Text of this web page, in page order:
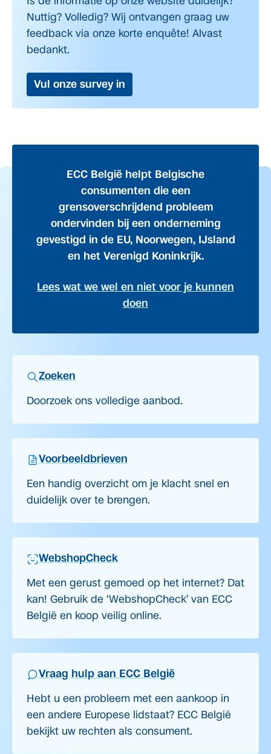
Nuttig? Volledig? Wij ontvangen graag uw
feedback via onze korte enquête! Alvast
bedankt.
Vul onze survey in
ECC België helpt Belgische
consumenten die een
grensoverschrijdend probleem
ondervinden bij een onderneming
gevestigd in de EU, Noorwegen, IJsland
en het Verenigd Koninkrijk.
Lees wat we wel en niet voor je kunnen
doen
Zoeken
Doorzoek ons volledige aanbod.
Voorbeeldbrieven
Een handig overzicht om je klacht snel en
duidelijk over te brengen.
WebshopCheck
Met een gerust gemoed op het internet? Dat
kan! Gebruik de ‘WebshopCheck’ van ECC
België en koop veilig online.
Vraag hulp aan ECC België
Hebt u een probleem met een aankoop in
een andere Europese lidstaat? ECC België
bekijkt uw rechten als consument.